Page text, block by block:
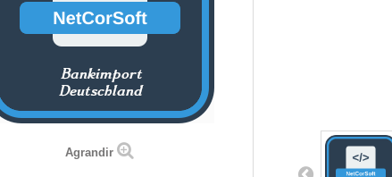
Agrandir